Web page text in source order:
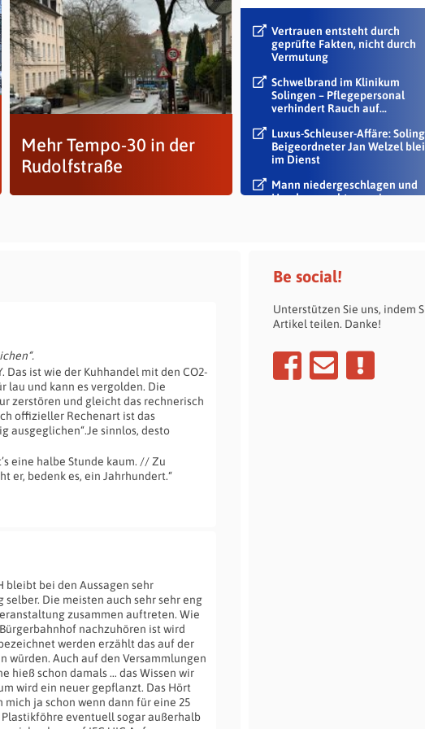
Mehr Tempo-30 in der
Rudolfstraße
Vertrauen entsteht durch
geprüfte Fakten, nicht durch
Vermutung
Schwelbrand im Klinikum
Solingen – Pflegepersonal
verhindert Rauch auf...
Luxus-Schleuser-Affäre:
Beigeordneter Jan Welzel
im Dienst
Mann niedergeschlagen und
Handy geraubt – zwei
Das ist wie der Kuhhandel mit den CO2-
lau und kann es vergolden. Die
zerstören und gleicht das rechnerisch
offizieller Rechenart ist das
ausgeglichen“.Je sinnlos, desto
eine halbe Stunde kaum. // Zu
er, bedenk es, ein Jahrhundert.“
bleibt bei den Aussagen sehr
Die meisten auch sehr sehr eng
zusammen auftreten. Wie
nachzuhören ist wird
werden erzählt das auf der
würden. Auch auf den Versammlungen
hieß schon damals … das Wissen wir
wird ein neuer gepflanzt. Das Hört
ja schon wenn dann für eine 25
eventuell sogar außerhalb
Be social!
Unterstützen Sie uns, indem
Artikel teilen. Danke!